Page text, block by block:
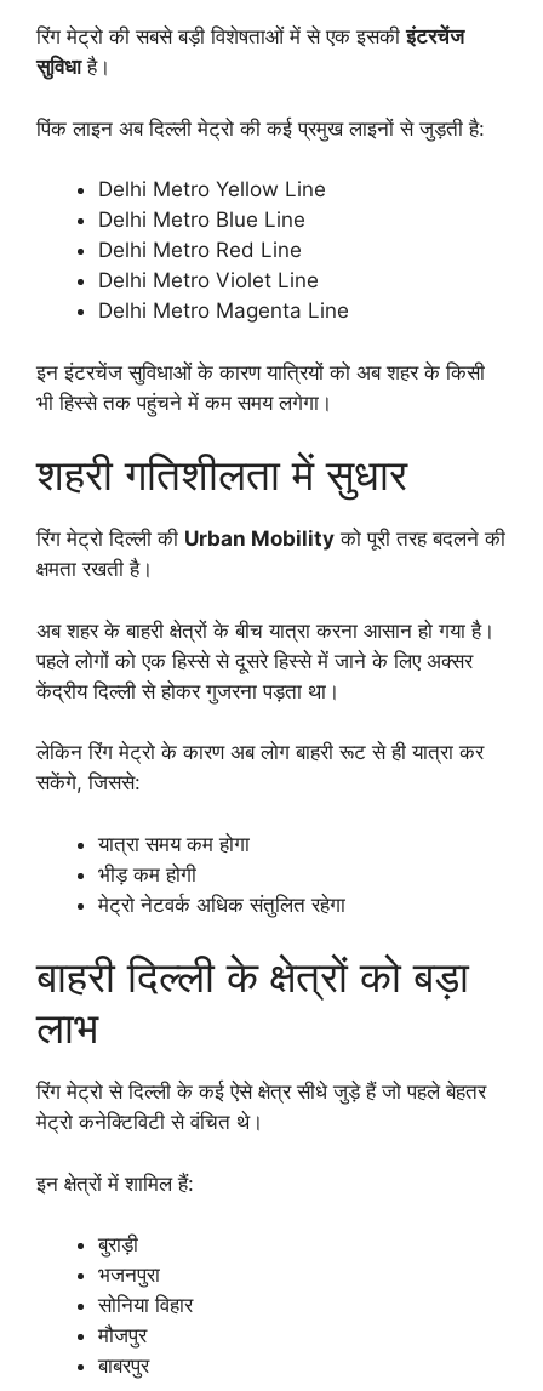
रिंग मेट्रो की सबसे बड़ी विशेषताओं में से एक इसकीइंटरचेंज
सुविधाहै।
पिंक लाइन अब दिल्ली मेट्रो की कई प्रमुख लाइनों से जुड़ती है:
Delhi Metro Yellow Line
Delhi Metro Blue Line
Delhi Metro Red Line
Delhi Metro Violet Line
Delhi Metro Magenta Line
इन इंटरचेंज सुविधाओं के कारण यात्रियों को अब शहर के किसी
भी हिस्से तक पहुंचने में कम समय लगेगा।
शहरी गतिशीलता में सुधार
रिंग मेट्रो दिल्ली की Urban Mobility को पूरी तरह बदलने की
क्षमता रखती है।
अब शहर के बाहरी क्षेत्रों के बीच यात्रा करना आसान हो गया है।
पहले लोगों को एक हिस्से से दूसरे हिस्से में जाने के लिए अक्सर
केंद्रीय दिल्ली से होकर गुजरना पड़ता था।
लेकिन रिंग मेट्रो के कारण अब लोग बाहरी रूट से ही यात्रा कर
सकेंगे, जिससे:
यात्रा समय कम होगा
भीड़ कम होगी
मेट्रो नेटवर्क अधिक संतुलित रहेगा
बाहरी दिल्ली के क्षेत्रों को बड़ा
लाभ
रिंग मेट्रो से दिल्ली के कई ऐसे क्षेत्र सीधे जुड़े हैं जो पहले बेहतर
मेट्रो कनेक्टिविटी से वंचित थे।
इन क्षेत्रों में शामिल हैं:
बुराड़ी
भजनपुरा
सोनिया विहार
मौजपुर
बाबरपुर